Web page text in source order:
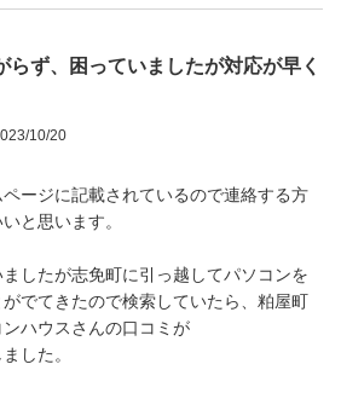
らず、困っていましたが対応が早く
10/20
ージに記載されているので連絡する方
と思います。
したが志免町に引っ越してパソコンを
でてきたので検索していたら、粕屋町
ハウスさんの口コミが
した。